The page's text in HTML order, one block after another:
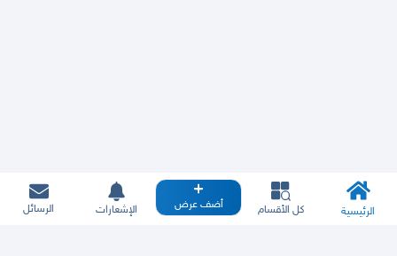
الرئيسية كل الأقسام أضف عرض الإشعارات الرسائل